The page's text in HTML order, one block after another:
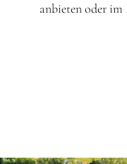
anbieten oder im